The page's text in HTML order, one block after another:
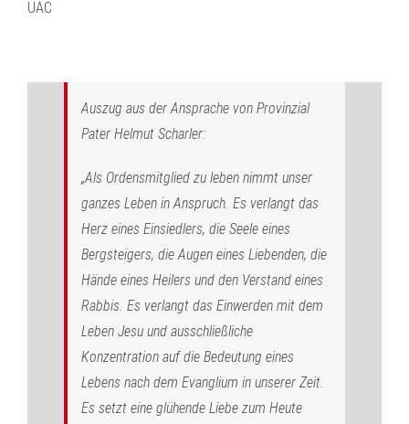
Auszug aus der Ansprache von Provinzial
Pater Helmut Scharler:
„Als Ordensmitglied zu leben nimmt unser
ganzes Leben in Anspruch. Es verlangt das
Herz eines Einsiedlers, die Seele eines
Bergsteigers, die Augen eines Liebenden, die
Hände eines Heilers und den Verstand eines
Rabbis. Es verlangt das Einwerden mit dem
Leben Jesu und ausschließliche
Konzentration auf die Bedeutung eines
Lebens nach dem Evanglium in unserer Zeit.
Es setzt eine glühende Liebe zum Heute